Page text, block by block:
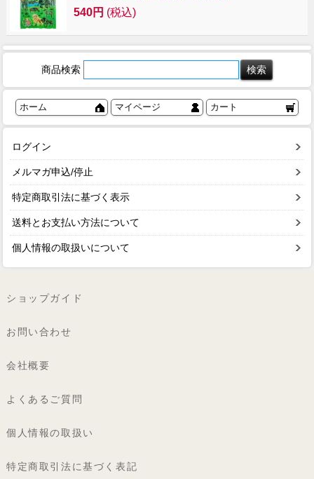
540円 (税込)
商品検索
ホーム マイページ カート
ログイン
メルマガ申込/停止
特定商取引法に基づく表示
送料とお支払い方法について
個人情報の取扱いについて
ショップガイド
お問い合わせ
会社概要
よくあるご質問
個人情報の取扱い
特定商取引法に基づく表記